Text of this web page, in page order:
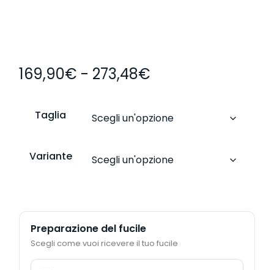
169,90€ - 273,48€
Taglia
Preparazione del fucile
Scegli come vuoi ricevere il tuo fucile